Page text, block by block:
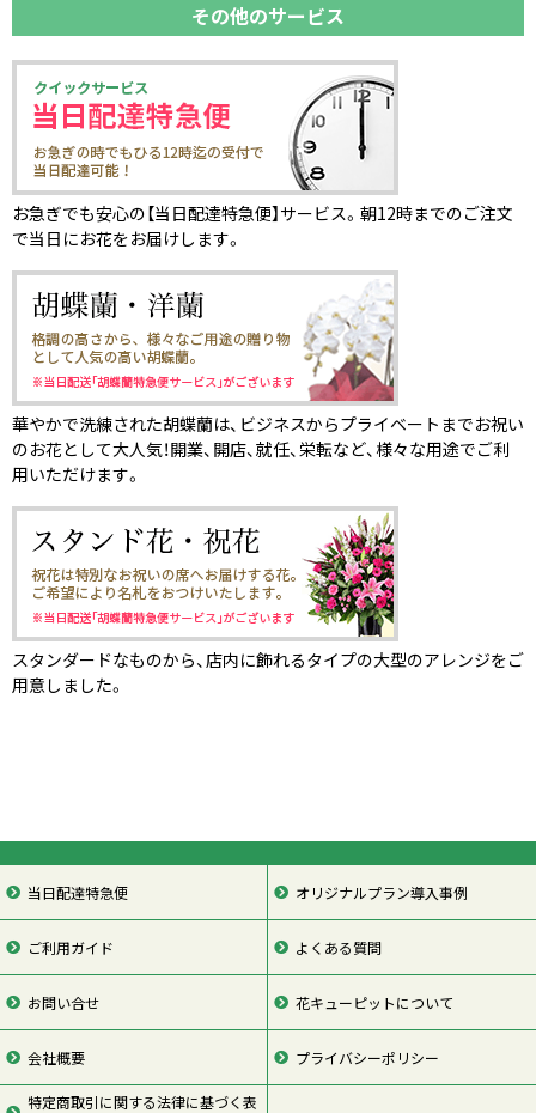
その他のサービス
お急ぎでも安心の【当日配達特急便】サービス。朝12時までのご注文
で当日にお花をお届けします。
華やかで洗練された胡蝶蘭は、ビジネスからプライベートまでお祝い
のお花として大人気！開業、開店、就任、栄転など、様々な用途でご利
用いただけます。
スタンダードなものから、店内に飾れるタイプの大型のアレンジをご
用意しました。
当日配達特急便 オリジナルプラン導入事例
ご利用ガイド よくある質問
お問い合せ 花キューピットについて
会社概要 プライバシーポリシー
特定商取引に関する法律に基づく表